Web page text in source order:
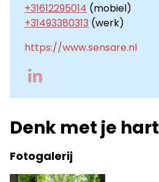
+31612295014 (mobiel)
+31493380313 (werk)
https://www.sensare.nl
Denk met je hart
Fotogalerij